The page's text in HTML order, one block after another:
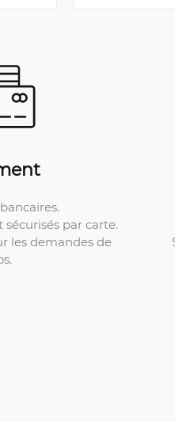
par carte.
les demandes de